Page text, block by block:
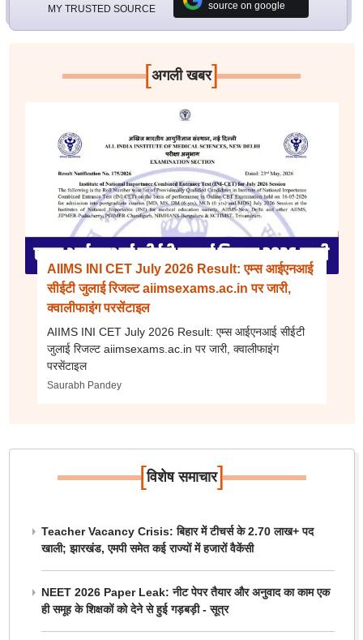
MY TRUSTED SOURCE source on google
[अगली खबर]
AIIMS INI CET July 2026 Result: एम्स आईएनआई
सीईटी जुलाई रिजल्ट aiimsexams.ac.in पर जारी,
क्वालीफाइंग परसेंटाइल
AIIMS INI CET July 2026 Result: एम्स आईएनआई सीईटी
जुलाई रिजल्ट aiimsexams.ac.in पर जारी, क्वालीफाइंग
परसेंटाइल
Saurabh Pandey
[विशेष समाचार]
Teacher Vacancy Crisis: बिहार में टीचर्स के 2.70 लाख+ पद
खाली; झारखंड, एमपी समेत कई राज्यों में हजारों वैकेंसी
NEET 2026 Paper Leak: नीट पेपर तैयार और अनुवाद का काम एक
ही समूह के शिक्षकों को देने से हुई गड़बड़ी - सूत्र